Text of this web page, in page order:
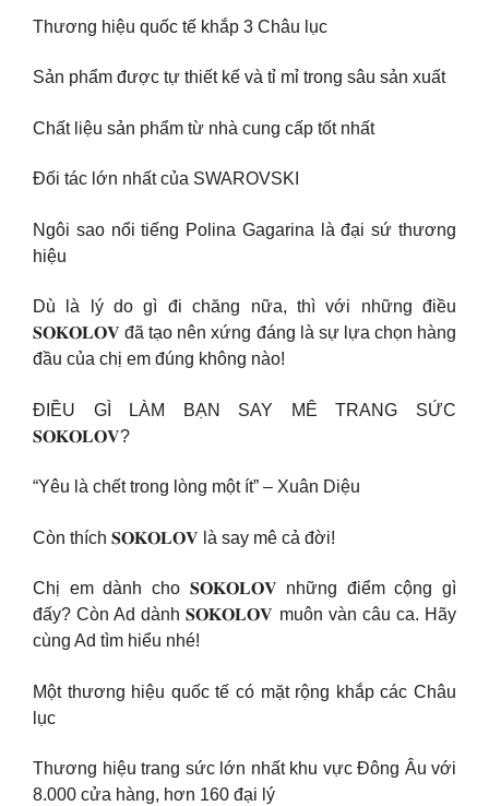
Thương hiệu quốc tế khắp 3 Châu lục
Sản phẩm được tự thiết kế và tỉ mỉ trong sâu sản xuất
Chất liệu sản phẩm từ nhà cung cấp tốt nhất
Đối tác lớn nhất của SWAROVSKI
Ngôi sao nổi tiếng Polina Gagarina là đại sứ thương
hiệu
Dù là lý do gì đi chăng nữa, thì với những điều
𝐒𝐎𝐊𝐎𝐋𝐎𝐕 đã tạo nên xứng đáng là sự lựa chọn hàng
đầu của chị em đúng không nào!
ĐIỀU GÌ LÀM BẠN SAY MÊ TRANG SỨC
𝐒𝐎𝐊𝐎𝐋𝐎𝐕?
“Yêu là chết trong lòng một ít” – Xuân Diệu
Còn thích 𝐒𝐎𝐊𝐎𝐋𝐎𝐕 là say mê cả đời!
Chị em dành cho 𝐒𝐎𝐊𝐎𝐋𝐎𝐕 những điểm cộng gì
đấy? Còn Ad dành 𝐒𝐎𝐊𝐎𝐋𝐎𝐕 muôn vàn câu ca. Hãy
cùng Ad tìm hiểu nhé!
Một thương hiệu quốc tế có mặt rộng khắp các Châu
lục
Thương hiệu trang sức lớn nhất khu vực Đông Âu với
8.000 cửa hàng, hơn 160 đại lý